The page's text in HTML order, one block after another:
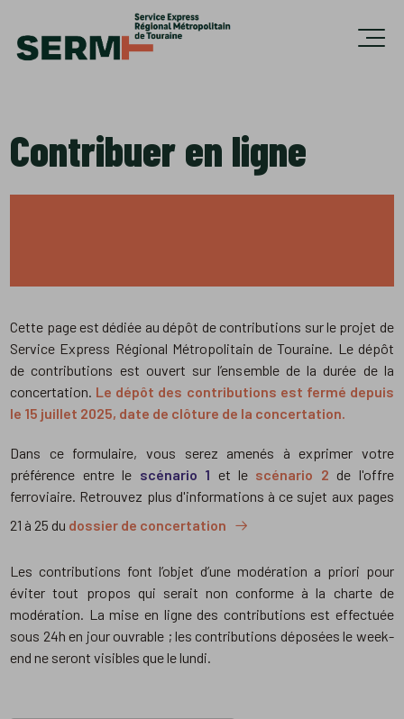
Accèder directement au contenu
Contribuer en ligne
Cette page est dédiée au dépôt de contributions sur le projet de
Service Express Régional Métropolitain de Touraine. Le dépôt
de contributions est ouvert sur l’ensemble de la durée de la
concertation. Le dépôt des contributions est fermé depuis
le 15 juillet 2025, date de clôture de la concertation.
Dans ce formulaire, vous serez amenés à exprimer votre
préférence entre le scénario 1 et le scénario 2 de l'offre
ferroviaire. Retrouvez plus d'informations à ce sujet aux pages
21 à 25 du dossier de concertation
Les contributions font l’objet d’une modération a priori pour
éviter tout propos qui serait non conforme à la charte de
modération. La mise en ligne des contributions est effectuée
sous 24h en jour ouvrable ; les contributions déposées le week-
end ne seront visibles que le lundi.